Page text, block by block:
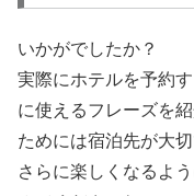
いかがでしたか？
実際にホテルを予約
に使えるフレーズを
ためには宿泊先が大
さらに楽しくなるよ